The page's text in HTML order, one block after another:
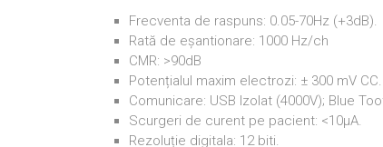
Frecventa de raspuns: 0.05-70Hz (+3dB).
Rată de eșantionare: 1000 Hz/ch
CMR: >90dB
Potențialul maxim electrozi: ± 300 mV CC.
Comunicare: USB Izolat (4000V); Blue
Scurgeri de curent pe pacient: <10μA.
Rezoluție digitala: 12 biti.